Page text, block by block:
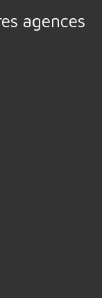
agences